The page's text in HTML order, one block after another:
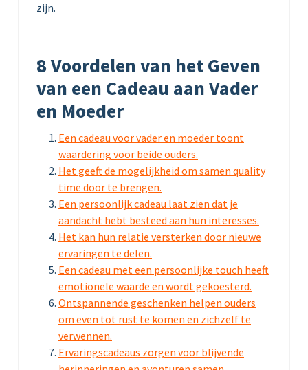
zijn.
8 Voordelen van het Geven
van een Cadeau aan Vader
en Moeder
Een cadeau voor vader en moeder toont
waardering voor beide ouders.
Het geeft de mogelijkheid om samen quality
time door te brengen.
Een persoonlijk cadeau laat zien dat je
aandacht hebt besteed aan hun interesses.
Het kan hun relatie versterken door nieuwe
ervaringen te delen.
Een cadeau met een persoonlijke touch heeft
emotionele waarde en wordt gekoesterd.
Ontspannende geschenken helpen ouders
om even tot rust te komen en zichzelf te
verwennen.
Ervaringscadeaus zorgen voor blijvende